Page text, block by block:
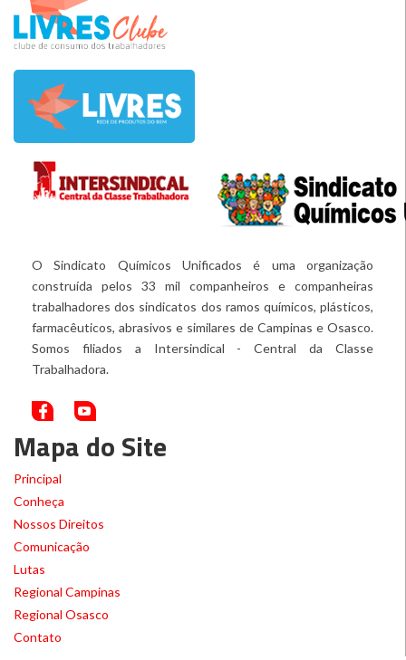
O Sindicato Químicos Unificados é uma organização
construída pelos 33 mil companheiros e companheiras
trabalhadores dos sindicatos dos ramos químicos, plásticos,
farmacêuticos, abrasivos e similares de Campinas e Osasco.
Somos filiados a Intersindical - Central da Classe
Trabalhadora.
Mapa do Site
Principal
Conheça
Nossos Direitos
Comunicação
Lutas
Regional Campinas
Regional Osasco
Contato